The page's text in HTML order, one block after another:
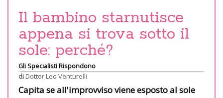
Il bambino starnutisce
appena si trova sotto il
sole: perché?
Gli Specialisti Rispondono
di Dottor Leo Venturelli
Capita se all'improvviso viene esposto al sole